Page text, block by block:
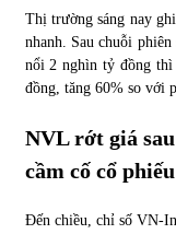
Thị trường sáng nay
nhanh. Sau chuỗi
nổi 2 nghìn tỷ đồng thì
đồng, tăng 60% so với
NVL rớt giá
cầm cố cổ phiếu
Đến chiều, chỉ số VN-